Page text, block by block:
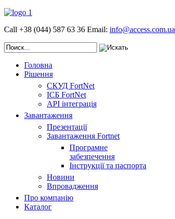
Call +38 (044) 587 63 36 Email: info@access.com.ua
Головна
Рішення
СКУД FortNet
ІСБ FortNet
API інтеграція
Завантаження
Презентації
Завантаження Fortnet
Програмне
забезпечення
Інструкції та паспорта
Новини
Впровадження
Про компанію
Каталог